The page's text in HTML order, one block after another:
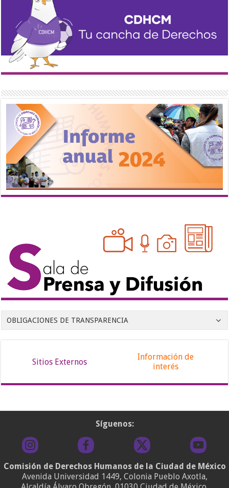
OBLIGACIONES DE TRANSPARENCIA
Sitios Externos
Información de
interés
Síguenos:
Comisión de Derechos Humanos de la Ciudad de México
Avenida Universidad 1449, Colonia Pueblo Axotla,